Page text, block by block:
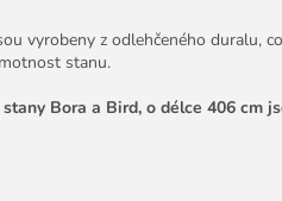
vyrobeny z odlehčeného duralu,
stanu.
Bora a Bird, o délce 406 cm